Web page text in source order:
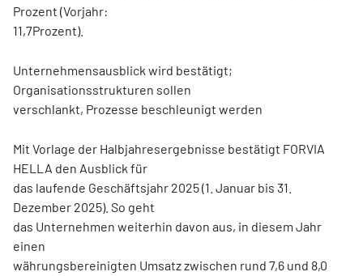
Prozent (Vorjahr:
11,7Prozent).
Unternehmensausblick wird bestätigt;
Organisationsstrukturen sollen
verschlankt, Prozesse beschleunigt werden
Mit Vorlage der Halbjahresergebnisse bestätigt FORVIA
HELLA den Ausblick für
das laufende Geschäftsjahr 2025 (1. Januar bis 31.
Dezember 2025). So geht
das Unternehmen weiterhin davon aus, in diesem Jahr
einen
währungsbereinigten Umsatz zwischen rund 7,6 und 8,0